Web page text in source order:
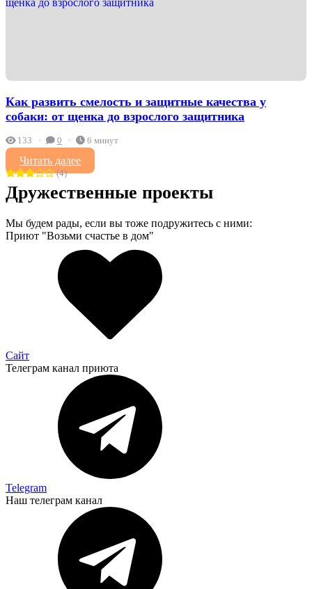
Как развить смелость и защитные качества у
собаки: от щенка до взрослого защитника
133 0 6 минут
Читать далее
(4)
Дружественные проекты
Мы будем рады, если вы тоже подружитесь с ними:
Приют "Возьми счастье в дом"
Сайт
Телеграм канал приюта
Telegram
Наш телеграм канал